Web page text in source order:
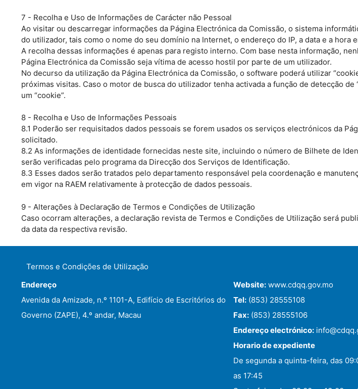
7 - Recolha e Uso de Informações de Carácter não Pessoal
Ao visitar ou descarregar informações da Página Electrónica da Comissão, o sistema
do utilizador, tais como o nome do seu domínio na Internet, o endereço do IP, a data e a
A recolha dessas informações é apenas para registo interno. Com base nesta informação,
Página Electrónica da Comissão seja vítima de acesso hostil por parte de um utilizador.
No decurso da utilização da Página Electrónica da Comissão, o software poderá utilizar
próximas visitas. Caso o motor de busca do utilizador tenha activada a função de detecção
um “cookie”.
8 - Recolha e Uso de Informações Pessoais
8.1 Poderão ser requisitados dados pessoais se forem usados os serviços electrónicos da
solicitado.
8.2 As informações de identidade fornecidas neste site, incluindo o número de Bilhete de
serão verificadas pelo programa da Direcção dos Serviços de Identificação.
8.3 Esses dados serão tratados pelo departamento responsável pela coordenação e
em vigor na RAEM relativamente à protecção de dados pessoais.
9 - Alterações à Declaração de Termos e Condições de Utilização
Caso ocorram alterações, a declaração revista de Termos e Condições de Utilização será
da data da respectiva revisão.
Termos e Condições de Utilização
Endereço
Avenida da Amizade, n.º 1101-A, Edifício de Escritórios do
Governo (ZAPE), 4.º andar, Macau
Website: www.cdqq.gov.mo
Tel: (853) 28555108
Fax: (853) 28555106
Endereço electrónico:
Horario de expediente
De segunda a quinta-feira, das
as 17:45